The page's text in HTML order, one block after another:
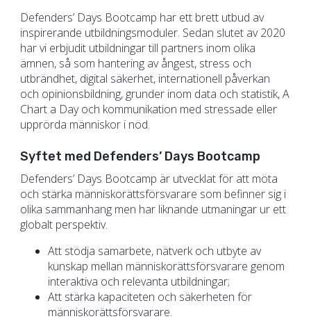
Defenders’ Days Bootcamp har ett brett utbud av
inspirerande utbildningsmoduler. Sedan slutet av 2020
har vi erbjudit utbildningar till partners inom olika
ämnen, så som hantering av ångest, stress och
utbrändhet, digital säkerhet, internationell påverkan
och opinionsbildning, grunder inom data och statistik, A
Chart a Day och kommunikation med stressade eller
upprörda människor i nöd.
Syftet med Defenders’ Days Bootcamp
Defenders’ Days Bootcamp är utvecklat för att möta
och stärka människorättsförsvarare som befinner sig i
olika sammanhang men har liknande utmaningar ur ett
globalt perspektiv.
Att stödja samarbete, nätverk och utbyte av
kunskap mellan människorättsförsvarare genom
interaktiva och relevanta utbildningar;
Att stärka kapaciteten och säkerheten för
människorättsförsvarare.